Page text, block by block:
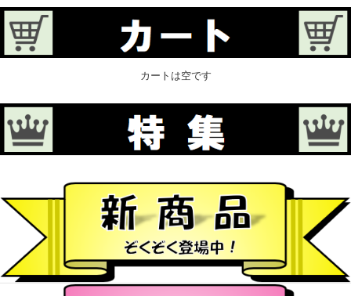
カートは空です